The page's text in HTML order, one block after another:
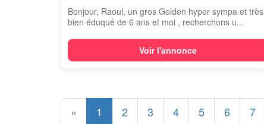
Bonjour, Raoul, un gros Golden hyper sympa et très
bien éduqué de 6 ans et moi , recherchons u...
Voir l'annonce
« 1 2 3 4 5 6 7